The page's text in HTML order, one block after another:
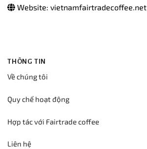
Website: vietnamfairtradecoffee.net
THÔNG TIN
Về chúng tôi
Quy chế hoạt động
Hợp tác với Fairtrade coffee
Liên hệ